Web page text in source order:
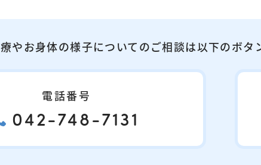
やお身体の様子についてのご相談は以下のボ
電話番号
042-748-7131